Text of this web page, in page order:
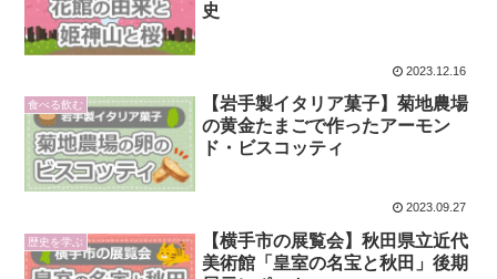
史
2023.12.16
食べる飲む
【岩手製イタリア菓子】菊地農場
の黄金たまごで作ったアーモン
ド・ビスコッティ
2023.09.27
歴史を学ぶ
【横手市の展覧会】秋田県立近代
美術館「皇室の名宝と秋田」後期